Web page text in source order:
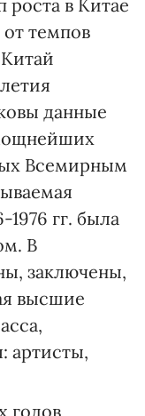
роста в Китае
от темпов
данные
Всемирным
гг. была
В
заключены,
высшие
артисты,
годов